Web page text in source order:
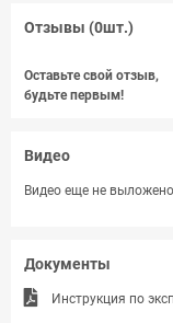
Отзывы (0шт.)
Оставьте свой отзыв,
будьте первым!
Видео
Видео еще не
Документы
Инструкция по